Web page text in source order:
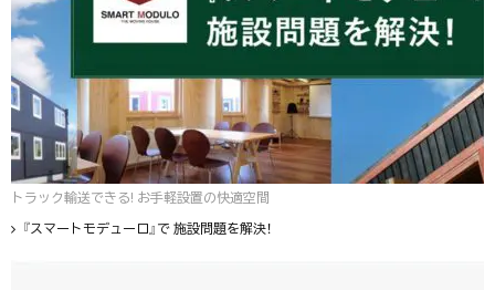
トラック輸送できる! お手軽設置の快適空間
『スマートモデューロ』で 施設問題を解決！